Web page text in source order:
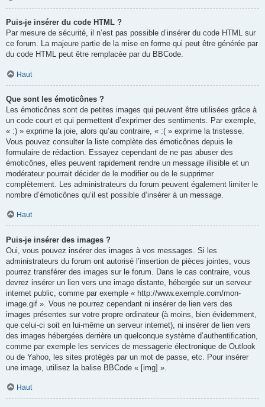
Puis-je insérer du code HTML ?
Par mesure de sécurité, il n’est pas possible d’insérer du code HTML sur
ce forum. La majeure partie de la mise en forme qui peut être générée par
du code HTML peut être remplacée par du BBCode.
Haut
Que sont les émoticônes ?
Les émoticônes sont de petites images qui peuvent être utilisées grâce à
un code court et qui permettent d’exprimer des sentiments. Par exemple,
« :) » exprime la joie, alors qu’au contraire, « :( » exprime la tristesse.
Vous pouvez consulter la liste complète des émoticônes depuis le
formulaire de rédaction. Essayez cependant de ne pas abuser des
émoticônes, elles peuvent rapidement rendre un message illisible et un
modérateur pourrait décider de le modifier ou de le supprimer
complètement. Les administrateurs du forum peuvent également limiter le
nombre d’émoticônes qu’il est possible d’insérer à un message.
Haut
Puis-je insérer des images ?
Oui, vous pouvez insérer des images à vos messages. Si les
administrateurs du forum ont autorisé l’insertion de pièces jointes, vous
pourrez transférer des images sur le forum. Dans le cas contraire, vous
devrez insérer un lien vers une image distante, hébergée sur un serveur
internet public, comme par exemple « http://www.exemple.com/mon-
image.gif ». Vous ne pourrez cependant ni insérer de lien vers des
images présentes sur votre propre ordinateur (à moins, bien évidemment,
que celui-ci soit en lui-même un serveur internet), ni insérer de lien vers
des images hébergées derrière un quelconque système d’authentification,
comme par exemple les services de messagerie électronique de Outlook
ou de Yahoo, les sites protégés par un mot de passe, etc. Pour insérer
une image, utilisez la balise BBCode « [img] ».
Haut